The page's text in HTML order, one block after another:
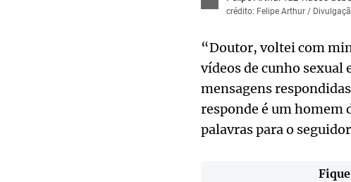
crédito: Felipe Arthur /
“Doutor, voltei com
vídeos de cunho sexual
mensagens
responde é um homem
palavras para o